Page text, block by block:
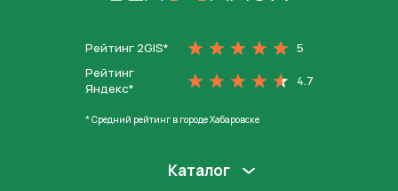
Рейтинг 2GIS*
5
Рейтинг
Яндекс*
4.7
* Средний рейтинг в городе Хабаровске
Каталог